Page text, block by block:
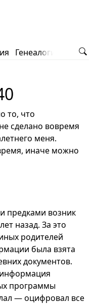
Генеалогия АНВ
то, что
сделано вовремя
меня.
иначе можно
предками возник
назад. За это
родителей
была взята
документов.
программы
— оцифровал все